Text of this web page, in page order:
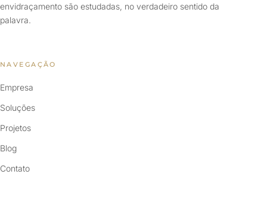
envidraçamento são estudadas, no verdadeiro sentido da
palavra.
NAVEGAÇÃO
Empresa
Soluções
Projetos
Blog
Contato